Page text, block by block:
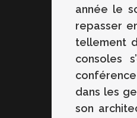
année le
repasser
tellement
consoles
dans les
son